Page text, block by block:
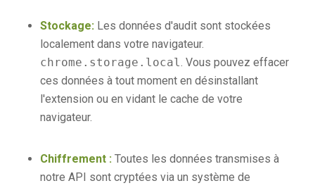
Stockage:Les données d'audit sont stockées
localement dans votre navigateur.
chrome.storage.local. Vous pouvez effacer
ces données à tout moment en désinstallant
l'extension ou en vidant le cache de votre
navigateur.
Chiffrement :Toutes les données transmises à
notre API sont cryptées via un système de